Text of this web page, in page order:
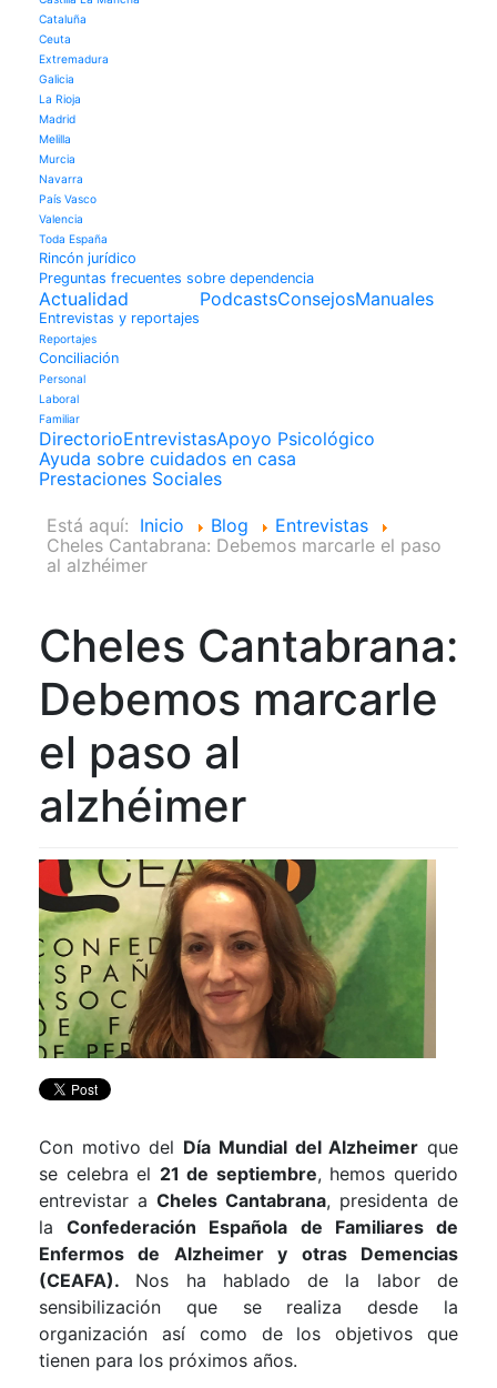
Cataluña
Ceuta
Extremadura
Galicia
La Rioja
Madrid
Melilla
Murcia
Navarra
País Vasco
Valencia
Toda España
Rincón jurídico
Preguntas frecuentes sobre dependencia
Actualidad
Entrevistas y reportajes
Reportajes
Conciliación
Personal
Laboral
Familiar
PodcastsConsejosManuales
DirectorioEntrevistasApoyo Psicológico
Ayuda sobre cuidados en casa
Prestaciones Sociales
Está aquí: Inicio Blog
Entrevistas
Cheles Cantabrana: Debemos marcarle el paso
al alzhéimer
Cheles Cantabrana:
Debemos marcarle
el paso al
alzhéimer
Con motivo del Día Mundial del Alzheimer que
se celebra el 21 de septiembre, hemos querido
entrevistar a Cheles Cantabrana, presidenta de
laConfederación Española de Familiares de
Enfermos de Alzheimer y otras Demencias
(CEAFA). Nos ha hablado de la labor de
sensibilización que se realiza desde la
organización así como de los objetivos que
tienen para los próximos años.